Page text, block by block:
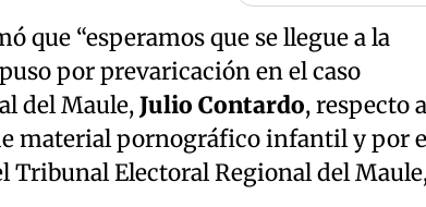
que “esperamos que se llegue a la
por prevaricación en el caso
del Maule,Julio Contardo, respecto a
material pornográfico infantil y por
Tribunal Electoral Regional del